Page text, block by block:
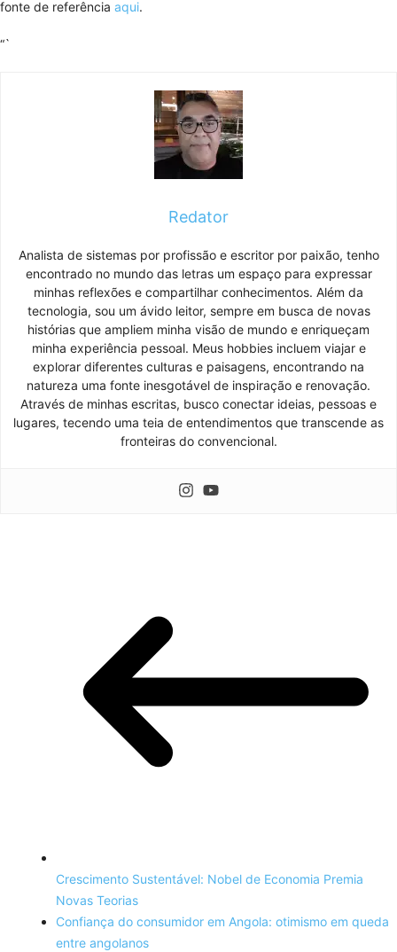
fonte de referência aqui.
“`
Redator
Analista de sistemas por profissão e escritor por paixão, tenho
encontrado no mundo das letras um espaço para expressar
minhas reflexões e compartilhar conhecimentos. Além da
tecnologia, sou um ávido leitor, sempre em busca de novas
histórias que ampliem minha visão de mundo e enriqueçam
minha experiência pessoal. Meus hobbies incluem viajar e
explorar diferentes culturas e paisagens, encontrando na
natureza uma fonte inesgotável de inspiração e renovação.
Através de minhas escritas, busco conectar ideias, pessoas e
lugares, tecendo uma teia de entendimentos que transcende as
fronteiras do convencional.
Crescimento Sustentável: Nobel de Economia Premia
Novas Teorias
Confiança do consumidor em Angola: otimismo em queda
entre angolanos